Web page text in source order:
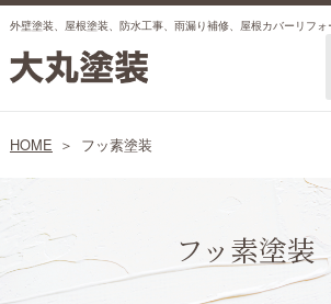
外壁塗装、屋根塗装、防水工事、雨漏り補修、屋根カバーリフ
HOME フッ素塗装
フッ素塗装